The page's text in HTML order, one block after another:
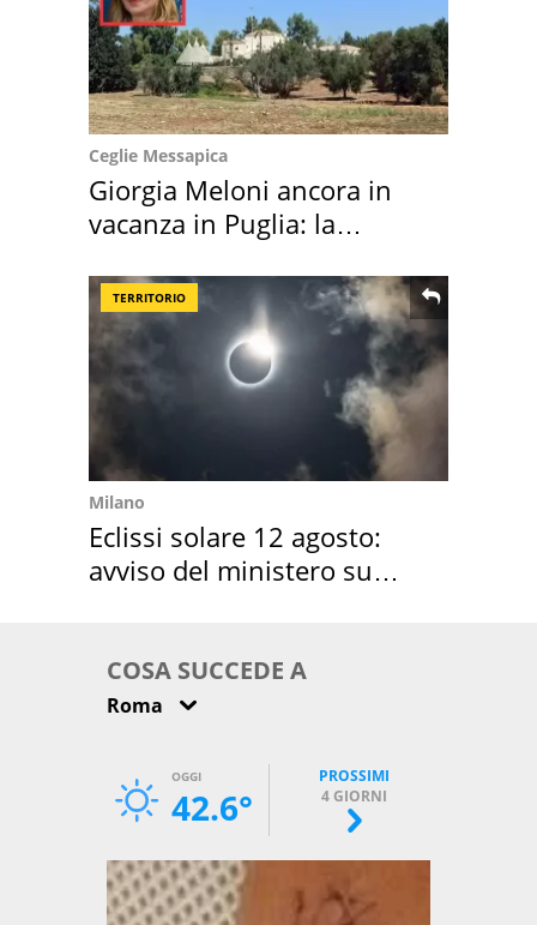
Ceglie Messapica
Giorgia Meloni ancora in
vacanza in Puglia: la
TERRITORIO
Milano
Eclissi solare 12 agosto:
avviso del ministero su